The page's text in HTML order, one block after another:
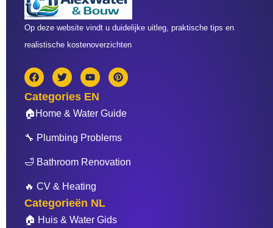
Op deze website vindt u duidelijke uitleg, praktische tips en
realistische kostenoverzichten
F
a
e
b
o
k
T
w
t
e
Y
o
u
t
u
b
P
i
e
r
s
Categories EN
🏠Home & Water Guide
🔧 Plumbing Problems
🛁 Bathroom Renovation
🔥 CV & Heating
Categorieën NL
🏠 Huis & Water Gids